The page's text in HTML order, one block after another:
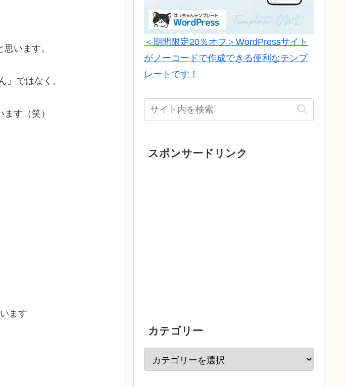
います。
」ではなく、
す（笑）
ます
＜期間限定20％オフ＞WordPressサイト
がノーコードで作成できる便利なテンプ
レートです！
スポンサードリンク
カテゴリー